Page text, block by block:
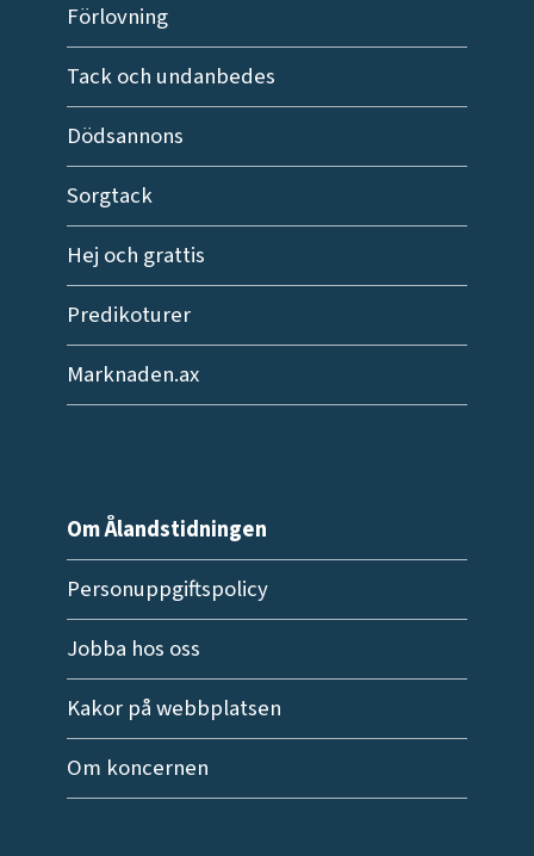
Förlovning
Tack och undanbedes
Dödsannons
Sorgtack
Hej och grattis
Predikoturer
Marknaden.ax
Om Ålandstidningen
Personuppgiftspolicy
Jobba hos oss
Kakor på webbplatsen
Om koncernen